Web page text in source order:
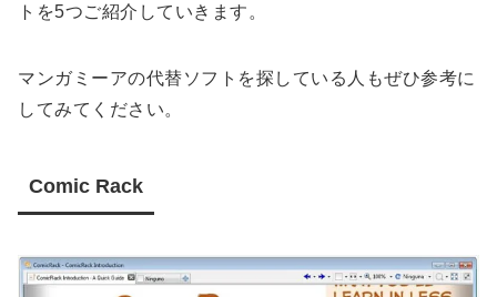
トを5つご紹介していきます。
マンガミーアの代替ソフトを探している人もぜひ参考に
してみてください。
Comic Rack